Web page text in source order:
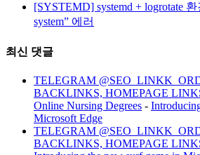
[SYSTEMD] systemd + logrotate
system” 에러
최신 댓글
TELEGRAM
BACKLINKS, HOMEPAGE
Online Nursing Degrees -
Microsoft Edge
TELEGRAM
BACKLINKS, HOMEPAGE